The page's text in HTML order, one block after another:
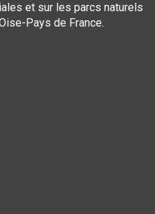
et sur les parcs naturels
Pays de France.